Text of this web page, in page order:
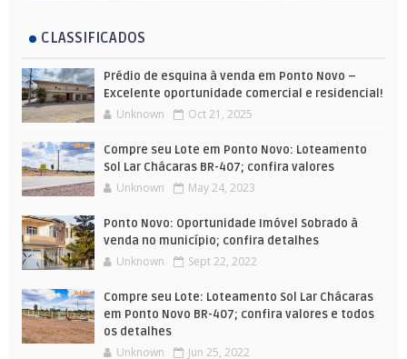
CLASSIFICADOS
Prédio de esquina à venda em Ponto Novo –
Excelente oportunidade comercial e residencial!
Unknown Oct 21, 2025
Compre seu Lote em Ponto Novo: Loteamento
Sol Lar Chácaras BR-407; confira valores
Unknown May 24, 2023
Ponto Novo: Oportunidade Imóvel Sobrado à
venda no município; confira detalhes
Unknown Sept 22, 2022
Compre seu Lote: Loteamento Sol Lar Chácaras
em Ponto Novo BR-407; confira valores e todos
os detalhes
Unknown Jun 25, 2022